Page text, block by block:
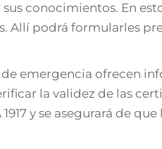
conocimientos. En
Allí podrá formularles
emergencia ofrecen
la validez de las
y se asegurará de